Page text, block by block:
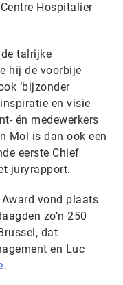
Hospitalier
talrijke
hij de voorbije
‘bijzonder
en visie
én medewerkers
Mol is dan ook een
eerste Chief
juryrapport.
vond plaats
zo’n 250
dat
en Luc
.